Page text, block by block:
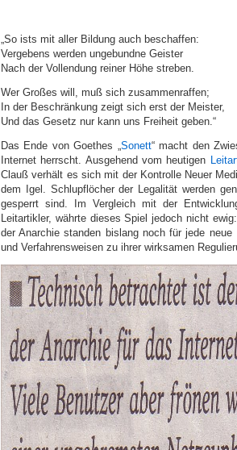
„So ists mit aller Bildung auch beschaffen:
Vergebens werden ungebundne Geister
Nach der Vollendung reiner Höhe streben.
Wer Großes will, muß sich zusammenraffen;
In der Beschränkung zeigt sich erst der Meister,
Und das Gesetz nur kann uns Freiheit geben.“
Das Ende von Goethes „Sonett“ macht den
Internet herrscht. Ausgehend vom heutigen
Clauß verhält es sich mit der Kontrolle Neuer
dem Igel. Schlupflöcher der Legalität werden
gesperrt sind. Im Vergleich mit der
Leitartikler, währte dieses Spiel jedoch nicht
der Anarchie standen bislang noch für jede neue
und Verfahrensweisen zu ihrer wirksamen